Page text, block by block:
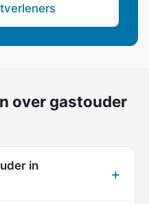
over gastouder
in